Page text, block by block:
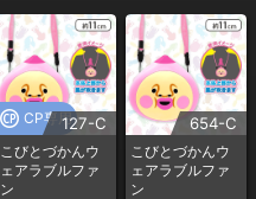
CP専用127-C
こびとづかんウ
ェアラブルファ
ン
654-C
こびとづかんウ
ェアラブルファ
ン